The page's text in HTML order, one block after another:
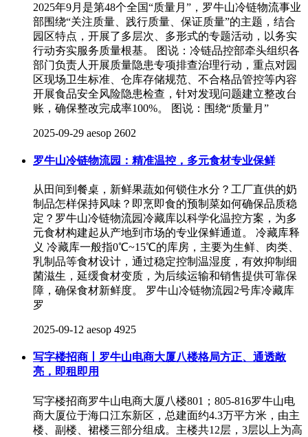
2025年9月是第48个全国“质量月”，罗牛山冷链物流事业
部围绕“关注质量、践行质量、保证质量”的主题，结合
园区特点，开展了多层次、多形式的专题活动，以务实
行动夯实服务质量根基。 图说：冷链品控部牵头组织各
部门负责人开展质量隐患专项排查治理行动，重点对园
区现场卫生标准、仓库存储规范、不合格品管控等内容
开展食品安全风险隐患检查，针对发现问题建立整改台
账，确保整改完成率100%。 图说：围绕“质量月”
2025-09-29 aesop 2602
罗牛山冷链物流园：精准温控，多元食材专业保鲜
从田间到餐桌，新鲜果蔬如何锁住水分？工厂直供的奶
制品怎样保持风味？即烹即食的预制菜如何确保品质稳
定？罗牛山冷链物流园冷藏库以科学化温控方案，为多
元食材构建起从产地到市场的专业保鲜通道。 冷藏库释
义 冷藏库一般指0℃~15℃的库房，主要为生鲜、肉类、
乳制品等食材设计，通过稳定控制温湿度，有效抑制细
菌滋生，延缓食材变质，为后续运输和销售提供可靠保
障，确保食材新鲜度。 罗牛山冷链物流园2号库冷藏库
罗
2025-09-12 aesop 4925
写字楼招商丨罗牛山电商大厦八楼格局方正、通透敞
亮，即租即用
写字楼招商罗牛山电商大厦八楼801；805-816罗牛山电
商大厦位于海口江东新区，总建面约4.3万平方米，由主
楼、副楼、裙楼三部分组成。主楼共12层，3层以上为高